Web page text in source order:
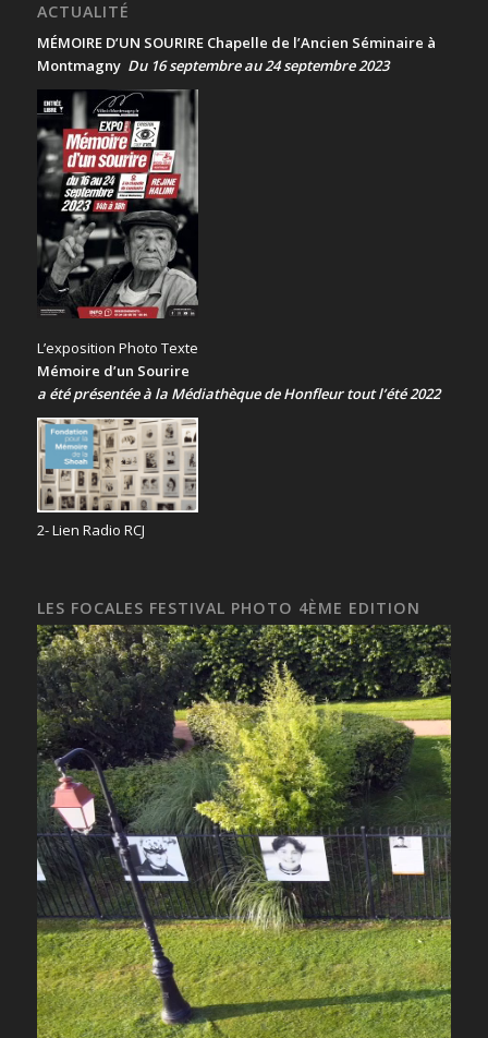
ACTUALITÉ
MÉMOIRE D’UN SOURIRE Chapelle de l’Ancien Séminaire à
Montmagny Du 16 septembre au 24 septembre 2023
L’exposition Photo Texte
Mémoire d’un Sourire
a été présentéeà la Médiathèque de Honfleur tout l’été 2022
2- Lien Radio RCJ
LES FOCALES FESTIVAL PHOTO 4ÈME EDITION